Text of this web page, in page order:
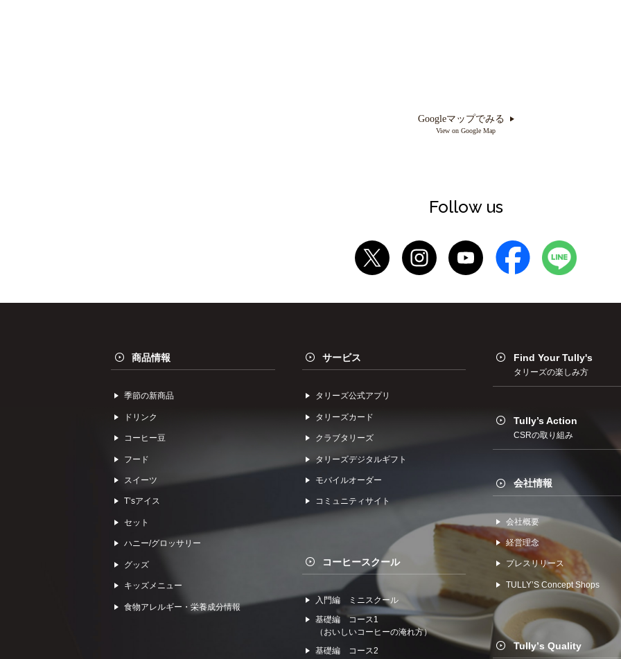
Googleマップでみる
View on Google Map
Follow us
商品情報
季節の新商品
ドリンク
コーヒー⾖
フード
スイーツ
Tʼsアイス
セット
ハニー/グロッサリー
グッズ
キッズメニュー
食物アレルギー・栄養成分情報
サービス
タリーズ公式アプリ
タリーズカード
クラブタリーズ
タリーズデジタルギフト
モバイルオーダー
コミュニティサイト
コーヒースクール
入門編 ミニスクール
基礎編 コース1
（おいしいコーヒーの淹れ方）
基礎編 コース2
Find Your Tully's
タリーズの楽しみ方
Tully’s Action
CSRの取り組み
会社情報
会社概要
経営理念
プレスリリース
TULLYʼS Concept Shops
Tullyʼs Quality